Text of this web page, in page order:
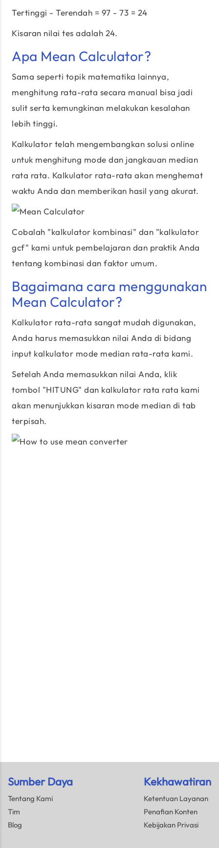
Tertinggi - Terendah = 97 - 73 = 24
Kisaran nilai tes adalah 24.
Apa Mean Calculator?
Sama seperti topik matematika lainnya,
menghitung rata-rata secara manual bisa jadi
sulit serta kemungkinan melakukan kesalahan
lebih tinggi.
Kalkulator telah mengembangkan solusi online
untuk menghitung mode dan jangkauan median
rata rata. Kalkulator rata-rata akan menghemat
waktu Anda dan memberikan hasil yang akurat.
Cobalah "kalkulator kombinasi" dan "kalkulator
gcf" kami untuk pembelajaran dan praktik Anda
tentang kombinasi dan faktor umum.
Bagaimana cara menggunakan
Mean Calculator?
Kalkulator rata-rata sangat mudah digunakan,
Anda harus memasukkan nilai Anda di bidang
input kalkulator mode median rata-rata kami.
Setelah Anda memasukkan nilai Anda, klik
tombol "HITUNG" dan kalkulator rata rata kami
akan menunjukkan kisaran mode median di tab
terpisah.
Sumber Daya
Tentang Kami
Tim
Blog
Kekhawatiran
Ketentuan Layanan
Penafian Konten
Kebijakan Privasi